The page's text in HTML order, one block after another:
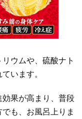
ウムや、硫酸ナト
います。
果が高まり、普段
も、お風呂上りま